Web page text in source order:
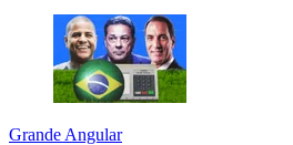
Grande Angular